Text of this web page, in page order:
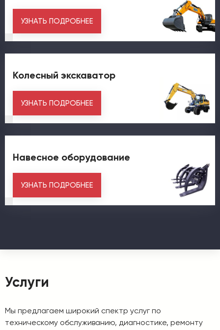
УЗНАТЬ ПОДРОБНЕЕ
Колесный экскаватор
УЗНАТЬ ПОДРОБНЕЕ
Навесное оборудование
УЗНАТЬ ПОДРОБНЕЕ
Услуги
Мы предлагаем широкий спектр услуг по
техническому обслуживанию, диагностике, ремонту